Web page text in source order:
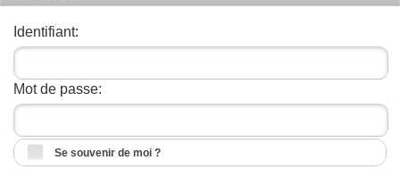
Identifiant:
Mot de passe:
Se souvenir de moi ?